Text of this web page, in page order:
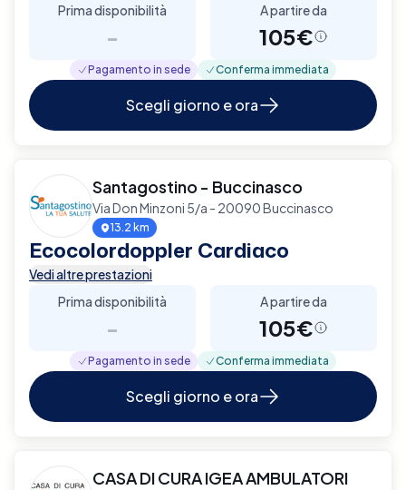
Prima disponibilità
-
A partire da
105€
Pagamento in sede Conferma immediata
Scegli giorno e ora
Santagostino - Buccinasco
Via Don Minzoni 5/a - 20090 Buccinasco
13.2 km
Ecocolordoppler Cardiaco
Vedi altre prestazioni
Prima disponibilità
-
A partire da
105€
Pagamento in sede Conferma immediata
Scegli giorno e ora
CASA DI CURA IGEA AMBULATORI